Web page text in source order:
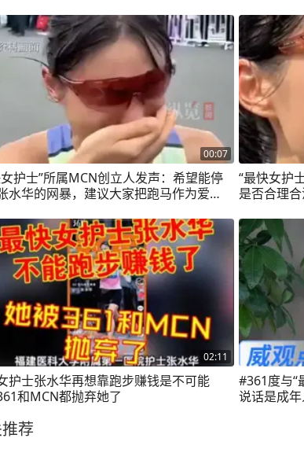
00:07
护士”所属MCN创立人发声：希望能停
水华的网暴，建议大家把跑马作为爱
“最快女护
是否合理合
02:11
护士张水华再想靠跑步赚钱是不可能
和MCN都抛弃她了
#361度与“最
荐